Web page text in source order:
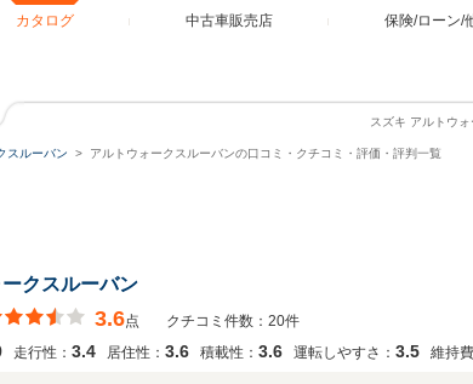
カタログ 中古車販売店 保険/ローン/
スズキ アルトウ
スルーバン アルトウォークスルーバンの口コミ・クチコミ・評価・評判一覧
クスルーバン
3.6点
クチコミ件数：20件
走行性： 3.4 居住性： 3.6 積載性： 3.6 運転しやすさ： 3.5 維持費